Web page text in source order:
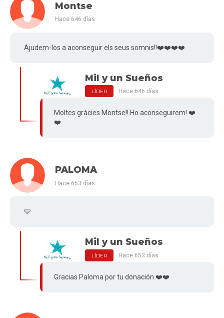
Montse
Hace 646 días
Ajudem-los a aconseguir els seus somnis!!❤️❤️❤️❤️
Mil y un Sueños
LÍDER Hace 646 días
Moltes gràcies Montse!! Ho aconseguirem! ❤️
❤️
PALOMA
Hace 653 días
🩵
Mil y un Sueños
LÍDER Hace 653 días
Gracias Paloma por tu donación ❤️❤️